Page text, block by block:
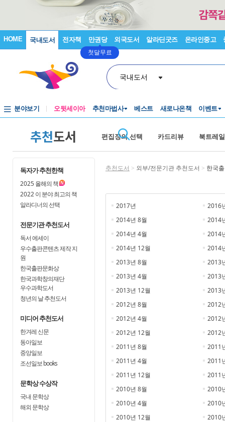
HOME 국내도서 전자책 만권당
첫달무료
외국도서 알라딘굿즈 온라인중고
국내도서
분야보기 오뒷세이아 추천마법사 베스트 새로나온책 이벤트
추천도서 편집장의 선택 카드리뷰 북트레
독자가 추천한책
2025올해의 책
2022이 분야 최고의 책
알라디너의 선택
전문기관 추천도서
독서 에세이
우수출판콘텐츠 제작 지
원
한국출판문화상
한국과학창의재단
우수과학도서
청년의 날 추천도서
미디어 추천도서
한겨레 신문
동아일보
중앙일보
조선일보 books
문학상 수상작
국내 문학상
해외 문학상
추천도서 > 외부/전문기관 추천도서 > 한국
2017년
2016
2014년 8월
2014
2014년 4월
2014
2014년 12월
2014
2013년 8월
2013
2013년 4월
2013
2013년 12월
2013
2012년 8월
2012
2012년 4월
2012
2012년 12월
2012
2011년 8월
2011
2011년 4월
2011
2011년 12월
2011
2010년 8월
2010
2010년 4월
2010
2010년 12월
2010